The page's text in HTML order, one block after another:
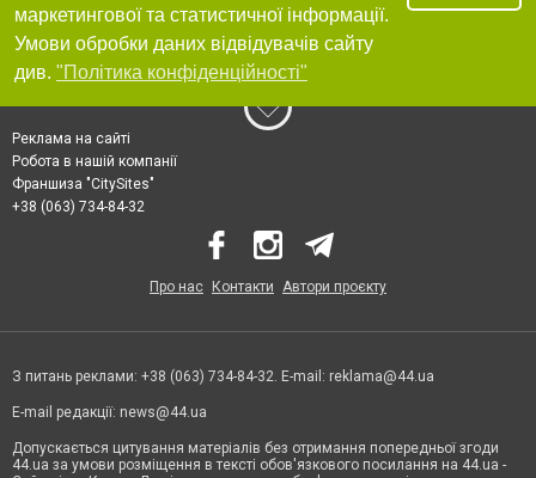
маркетингової та статистичної інформації.
Умови обробки даних відвідувачів сайту
див. "Політика конфіденційності"
Реклама на сайті
Робота в нашій компанії
Франшиза "CitySites"
+38 (063) 734-84-32
Про нас Контакти Автори проєкту
З питань реклами: +38 (063) 734-84-32. E-mail: reklama@44.ua
E-mail редакції: news@44.ua
Допускається цитування матеріалів без отримання попередньої згоди
44.ua за умови розміщення в тексті обов'язкового посилання на 44.ua -